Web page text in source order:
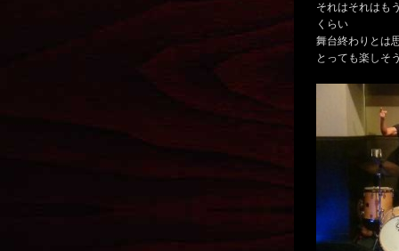
それはそれはも
くらい
舞台終わりとは
とっても楽しそ